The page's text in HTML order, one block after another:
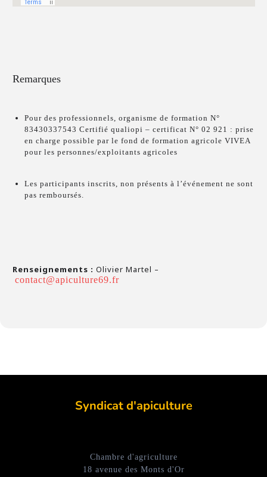
Remarques
Pour des professionnels, organisme de formation N°
83430337543 Certifié qualiopi – certificat N° 02 921 : prise
en charge possible par le fond de formation agricole VIVEA
pour les personnes/exploitants agricoles
Les participants inscrits, non présents à l’événement ne sont
pas remboursés.
Renseignements : Olivier Martel –
contact@apiculture69.fr
Syndicat d'apiculture
Chambre d'agriculture
18 avenue des Monts d'Or